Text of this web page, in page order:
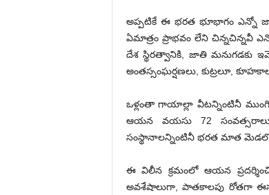
అప్పటికే ఈ భరత భూభాగం ఎన్నో
ఏమాత్రం ప్రాభవం లేని చిన్నచిన్నవీ
దేశ స్థిరత్వానికి, జాతి మనుగడకు
అంతస్సంఘర్షణలు, కుట్రలూ,
ఒళ్లంతా గాయాల్లా వీటన్నింటినీ
ఆయన వయసు 72
సంస్థానాలన్నింటినీ భరత మాత మెడలో
ఈ విలీన క్రమంలో ఆయన
అవశేషాలుగా, పాతకాలపు రోతగా